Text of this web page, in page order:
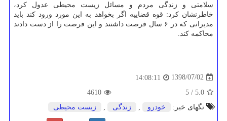
سلامتی و زندگی مردم و مسائل زیست محیطی عدول كرد،
خاطرنشان كرد: قوه قضاییه اگر بخواهد به این مورد ورود كند باید
مدیرانی كه در ۶ سال فرصت داشتند و این فرصت را از دست دادند
محاكمه كند.
1398/07/02
14:08:11
5.0
/
5
4610
تگهای خبر:
خودرو , زندگی , زیست محیطی